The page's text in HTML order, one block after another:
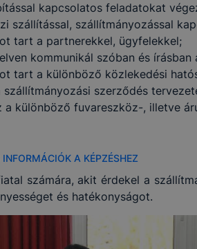
kapcsolatos feladatokat
szállítással, szállítmányozással
tart a partnerekkel, ügyfelekkel;
kommunikál szóban és
tart a különböző közlekedési
szállítmányozási szerződés
a különböző fuvareszköz-, illetve
A KÉPZÉSHEZ
számára, akit érdekel a
és hatékonyságot.